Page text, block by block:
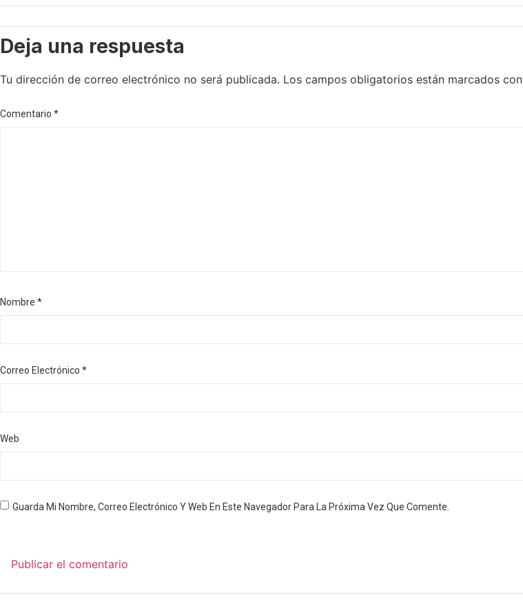
Deja una respuesta
Tu dirección de correo electrónico no será publicada. Los campos obligatorios están marcados con
Comentario *
Nombre *
Correo Electrónico *
Web
Guarda Mi Nombre, Correo Electrónico Y Web En Este Navegador Para La Próxima Vez Que Comente.